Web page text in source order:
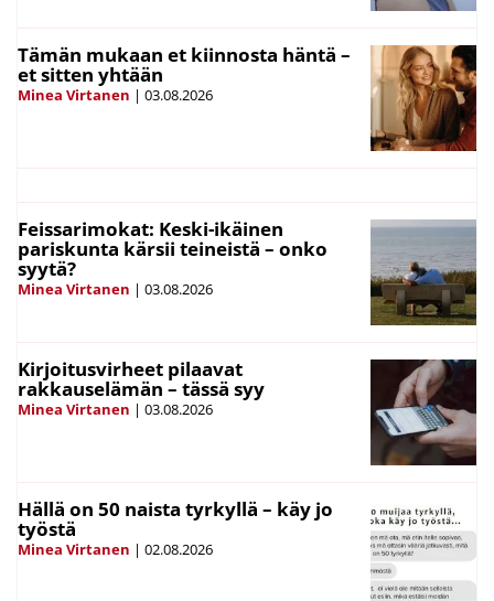
Tämän mukaan et kiinnosta häntä –
et sitten yhtään
Minea Virtanen | 03.08.2026
Feissarimokat: Keski-ikäinen
pariskunta kärsii teineistä – onko
syytä?
Minea Virtanen | 03.08.2026
Kirjoitusvirheet pilaavat
rakkauselämän – tässä syy
Minea Virtanen | 03.08.2026
Hällä on 50 naista tyrkyllä – käy jo
työstä
Minea Virtanen | 02.08.2026